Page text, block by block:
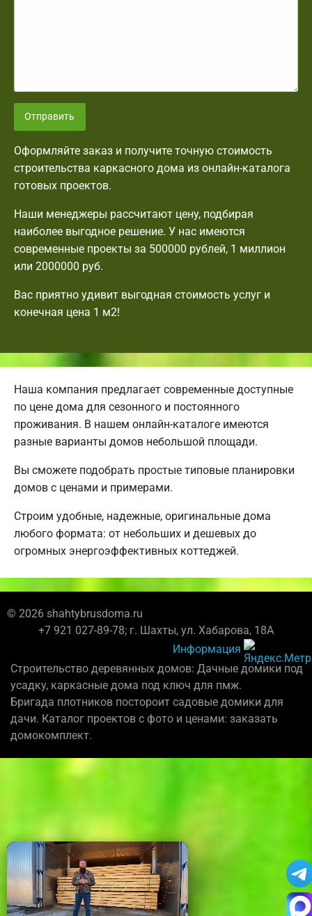
Отправить
Оформляйте заказ и получите точную стоимость
строительства каркасного дома из онлайн-каталога
готовых проектов.
Наши менеджеры рассчитают цену, подбирая
наиболее выгодное решение. У нас имеются
современные проекты за 500000 рублей, 1 миллион
или 2000000 руб.
Вас приятно удивит выгодная стоимость услуг и
конечная цена 1 м2!
Наша компания предлагает современные доступные
по цене дома для сезонного и постоянного
проживания. В нашем онлайн-каталоге имеются
разные варианты домов небольшой площади.
Вы сможете подобрать простые типовые планировки
домов с ценами и примерами.
Строим удобные, надежные, оригинальные дома
любого формата: от небольших и дешевых до
огромных энергоэффективных коттеджей.
© 2026 shahtybrusdoma.ru
+7 921 027-89-78; г. Шахты, ул. Хабарова, 18А
Информация
Строительство деревянных домов: Дачные домики под
усадку, каркасные дома под ключ для пмж.
Бригада плотников постороит садовые домики для
дачи. Каталог проектов с фото и ценами: заказать
домокомплект.